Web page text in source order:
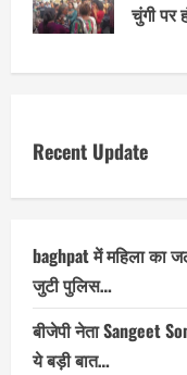
चुंगी पर
Recent Update
baghpat में महिला का
जुटी पुलिस…
बीजेपी नेता Sangeet
ये बड़ी बात…